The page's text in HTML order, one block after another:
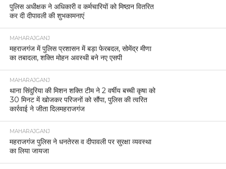
पुलिस अधीक्षक ने अधिकारी व कर्मचारियों को मिष्ठान वितरित
कर दी दीपावली की शुभकामनाएं
MAHARAJGANJ
महराजगंज में पुलिस प्रशासन में बड़ा फेरबदल, सोमेंद्र मीणा
का तबादला, शक्ति मोहन अवस्थी बने नए एसपी
MAHARAJGANJ
थाना सिंदुरिया की मिशन शक्ति टीम ने 2 वर्षीय बच्ची कृषा को
30 मिनट में खोजकर परिजनों को सौंपा, पुलिस की त्वरित
कार्रवाई ने जीता दिलमहराजगंज
MAHARAJGANJ
महराजगंज पुलिस ने धनतेरस व दीपावली पर सुरक्षा व्यवस्था
का लिया जायजा